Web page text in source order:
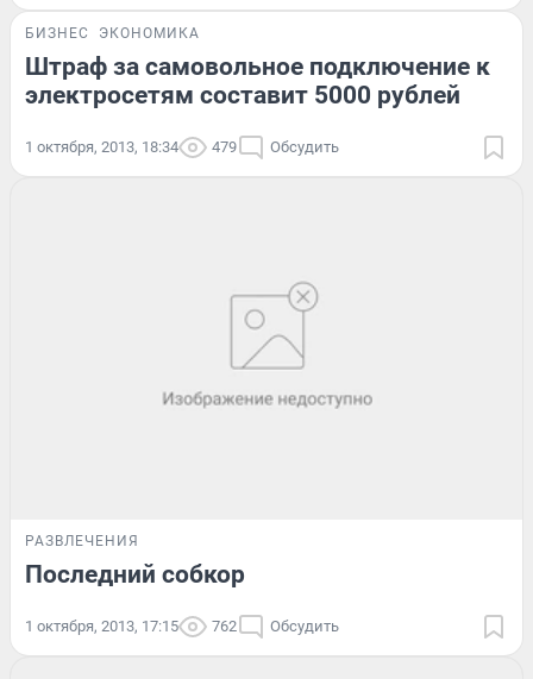
БИЗНЕС ЭКОНОМИКА
Штраф за самовольное подключение к
электросетям составит 5000 рублей
1 октября, 2013, 18:34 479 Обсудить
РАЗВЛЕЧЕНИЯ
Последний собкор
1 октября, 2013, 17:15 762 Обсудить